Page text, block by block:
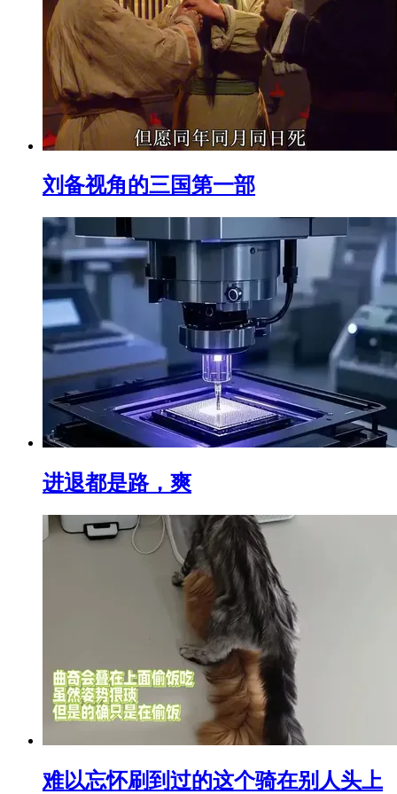
刘备视角的三国第一部
进退都是路，爽
难以忘怀刷到过的这个骑在别人头上